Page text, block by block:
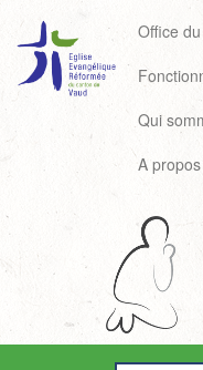
Office
Qui
A propos